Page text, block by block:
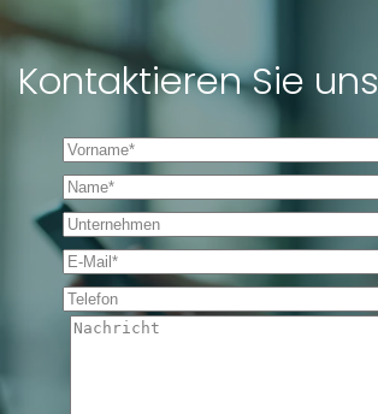
Kontaktieren Sie uns
Vorname *
Name *
Unternehmen
E-Mail *
Telefon
Nachricht